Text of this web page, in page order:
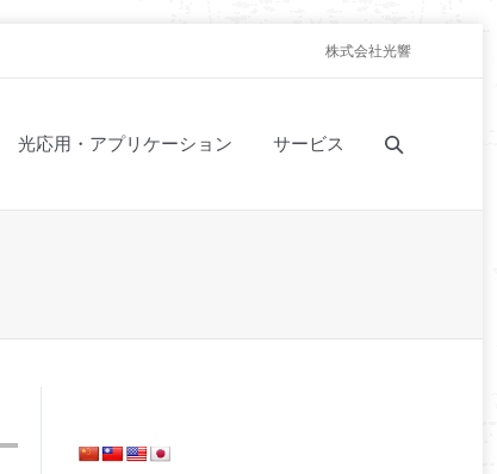
株式会社光響
光応用・アプリケーション サービス